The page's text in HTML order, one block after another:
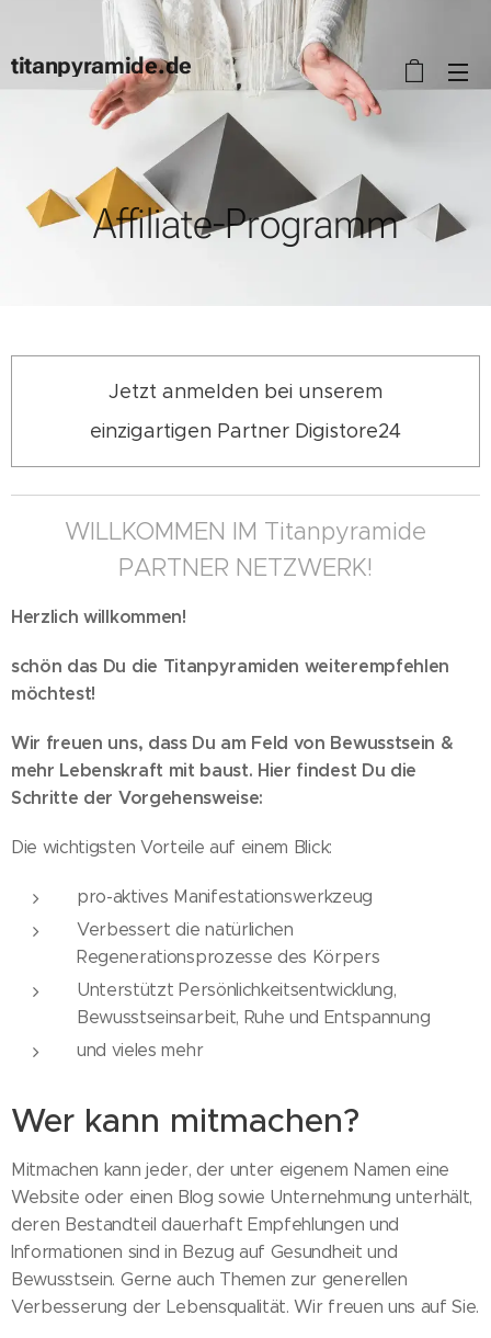
titanpyramide.de
Affiliate-Programm
Jetzt anmelden bei unserem
einzigartigen Partner Digistore24
WILLKOMMEN IM Titanpyramide
PARTNER NETZWERK!
Herzlich willkommen!
schön das Du die Titanpyramiden weiterempfehlen
möchtest!
Wir freuen uns, dass Du am Feld von Bewusstsein &
mehr Lebenskraft mit baust. Hier findest Du die
Schritte der Vorgehensweise:
Die wichtigsten Vorteile auf einem Blick:
pro-aktives Manifestationswerkzeug
Verbessert die natürlichen
Regenerationsprozesse des Körpers
Unterstützt Persönlichkeitsentwicklung,
Bewusstseinsarbeit, Ruhe und Entspannung
und vieles mehr
Wer kann mitmachen?
Mitmachen kann jeder, der unter eigenem Namen eine
Website oder einen Blog sowie Unternehmung unterhält,
deren Bestandteil dauerhaft Empfehlungen und
Informationen sind in Bezug auf Gesundheit und
Bewusstsein. Gerne auch Themen zur generellen
Verbesserung der Lebensqualität. Wir freuen uns auf Sie.